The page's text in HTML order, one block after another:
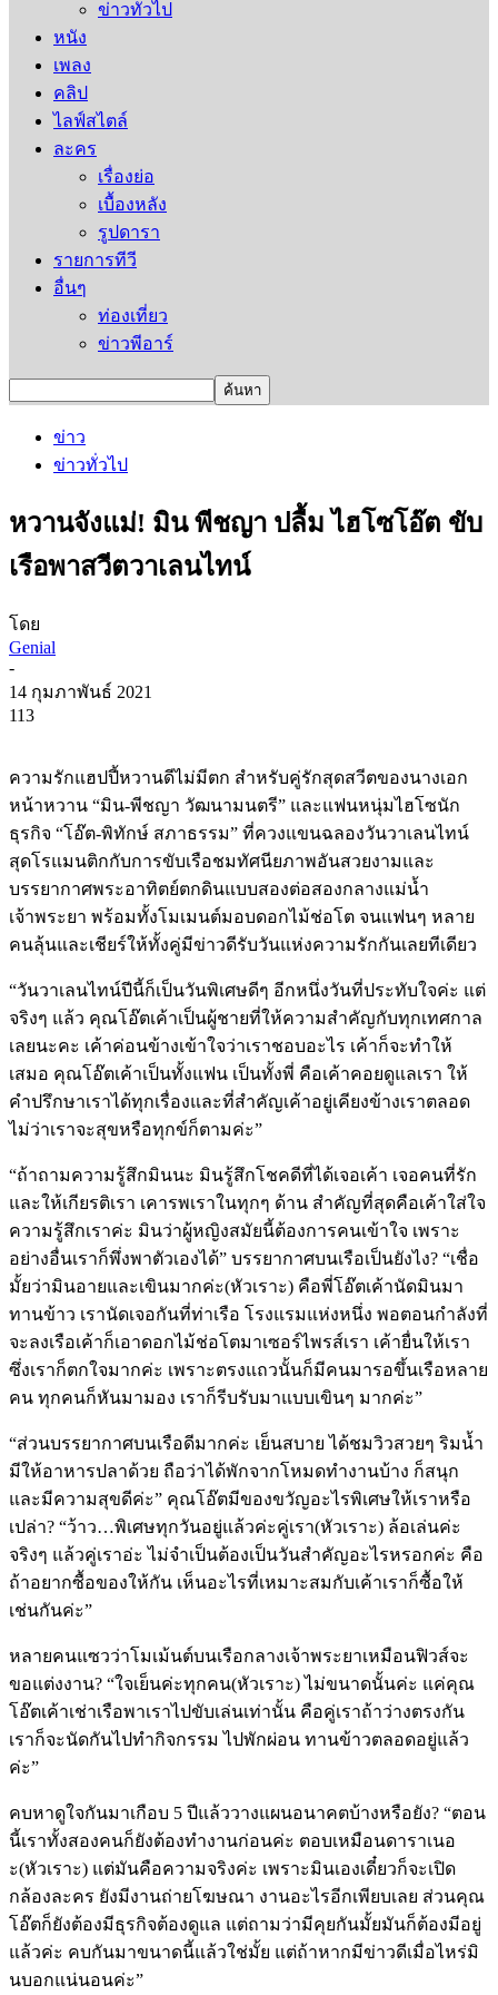
ข่าวทั่วไป
หนัง
เพลง
คลิป
ไลฟ์สไตล์
ละคร
เรื่องย่อ
เบื้องหลัง
รูปดารา
รายการทีวี
อื่นๆ
ท่องเที่ยว
ข่าวพีอาร์
ข่าว
ข่าวทั่วไป
หวานจังแม่! มิน พีชญา ปลื้ม ไฮโซโอ๊ต ขับ
เรือพาสวีตวาเลนไทน์
โดย
Genial
-
14 กุมภาพันธ์ 2021
113
ความรักแฮปปี้หวานดีไม่มีตก สำหรับคู่รักสุดสวีตของนางเอก
หน้าหวาน “มิน-พีชญา วัฒนามนตรี” และแฟนหนุ่มไฮโซนัก
ธุรกิจ “โอ๊ต-พิทักษ์ สภาธรรม” ที่ควงแขนฉลองวันวาเลนไทน์
สุดโรแมนติกกับการขับเรือชมทัศนียภาพอันสวยงามและ
บรรยากาศพระอาทิตย์ตกดินแบบสองต่อสองกลางแม่น้ำ
เจ้าพระยา พร้อมทั้งโมเมนต์มอบดอกไม้ช่อโต จนแฟนๆ หลาย
คนลุ้นและเชียร์ให้ทั้งคู่มีข่าวดีรับวันแห่งความรักกันเลยทีเดียว
“วันวาเลนไทน์ปีนี้ก็เป็นวันพิเศษดีๆ อีกหนึ่งวันที่ประทับใจค่ะ แต่
จริงๆ แล้ว คุณโอ๊ตเค้าเป็นผู้ชายที่ให้ความสำคัญกับทุกเทศกาล
เลยนะคะ เค้าค่อนข้างเข้าใจว่าเราชอบอะไร เค้าก็จะทำให้
เสมอ คุณโอ๊ตเค้าเป็นทั้งแฟน เป็นทั้งพี่ คือเค้าคอยดูแลเรา ให้
คำปรึกษาเราได้ทุกเรื่องและที่สำคัญเค้าอยู่เคียงข้างเราตลอด
ไม่ว่าเราจะสุขหรือทุกข์ก็ตามค่ะ”
“ถ้าถามความรู้สึกมินนะ มินรู้สึกโชคดีที่ได้เจอเค้า เจอคนที่รัก
และให้เกียรติเรา เคารพเราในทุกๆ ด้าน สำคัญที่สุดคือเค้าใส่ใจ
ความรู้สึกเราค่ะ มินว่าผู้หญิงสมัยนี้ต้องการคนเข้าใจ เพราะ
อย่างอื่นเราก็พึ่งพาตัวเองได้” บรรยากาศบนเรือเป็นยังไง? “เชื่อ
มั้ยว่ามินอายและเขินมากค่ะ(หัวเราะ) คือพี่โอ๊ตเค้านัดมินมา
ทานข้าว เรานัดเจอกันที่ท่าเรือ โรงแรมแห่งหนึ่ง พอตอนกำลังที่
จะลงเรือเค้าก็เอาดอกไม้ช่อโตมาเซอร์ไพรส์เรา เค้ายื่นให้เรา
ซึ่งเราก็ตกใจมากค่ะ เพราะตรงแถวนั้นก็มีคนมารอขึ้นเรือหลาย
คน ทุกคนก็หันมามอง เราก็รีบรับมาแบบเขินๆ มากค่ะ”
“ส่วนบรรยากาศบนเรือดีมากค่ะ เย็นสบาย ได้ชมวิวสวยๆ ริมน้ำ
มีให้อาหารปลาด้วย ถือว่าได้พักจากโหมดทำงานบ้าง ก็สนุก
และมีความสุขดีค่ะ” คุณโอ๊ตมีของขวัญอะไรพิเศษให้เราหรือ
เปล่า? “ว้าว…พิเศษทุกวันอยู่แล้วค่ะคู่เรา(หัวเราะ) ล้อเล่นค่ะ
จริงๆ แล้วคู่เราอ่ะ ไม่จำเป็นต้องเป็นวันสำคัญอะไรหรอกค่ะ คือ
ถ้าอยากซื้อของให้กัน เห็นอะไรที่เหมาะสมกับเค้าเราก็ซื้อให้
เช่นกันค่ะ”
หลายคนแซวว่าโมเม้นต์บนเรือกลางเจ้าพระยาเหมือนฟิวส์จะ
ขอแต่งงาน? “ใจเย็นค่ะทุกคน(หัวเราะ) ไม่ขนาดนั้นค่ะ แค่คุณ
โอ๊ตเค้าเช่าเรือพาเราไปขับเล่นเท่านั้น คือคู่เราถ้าว่างตรงกัน
เราก็จะนัดกันไปทำกิจกรรม ไปพักผ่อน ทานข้าวตลอดอยู่แล้ว
ค่ะ”
คบหาดูใจกันมาเกือบ 5 ปีแล้ววางแผนอนาคตบ้างหรือยัง? “ตอน
นี้เราทั้งสองคนก็ยังต้องทำงานก่อนค่ะ ตอบเหมือนดาราเนอ
ะ(หัวเราะ) แต่มันคือความจริงค่ะ เพราะมินเองเดี๋ยวก็จะเปิด
กล้องละคร ยังมีงานถ่ายโฆษณา งานอะไรอีกเพียบเลย ส่วนคุณ
โอ๊ตก็ยังต้องมีธุรกิจต้องดูแล แต่ถามว่ามีคุยกันมั้ยมันก็ต้องมีอยู่
แล้วค่ะ คบกันมาขนาดนี้แล้วใช่มั้ย แต่ถ้าหากมีข่าวดีเมื่อไหร่มิ
นบอกแน่นอนค่ะ”